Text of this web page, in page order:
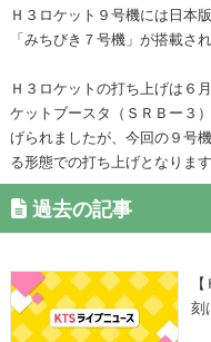
Ｈ３ロケット９号機には日本
「みちびき７号機」が搭載され
Ｈ３ロケットの打ち上げは６
ケットブースタ（ＳＲＢー３
げられましたが、今回の９号
る形態での打ち上げとなります
過去の記事
刻